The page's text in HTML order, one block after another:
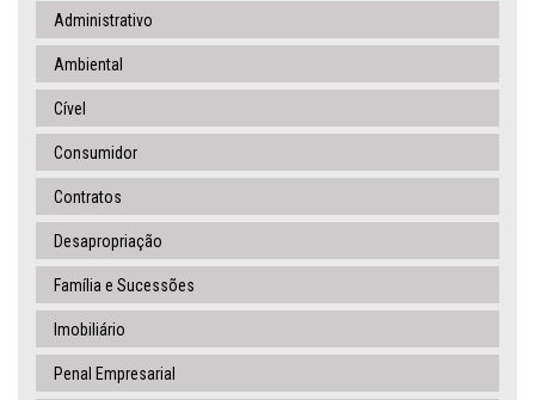
Administrativo
Ambiental
Cível
Consumidor
Contratos
Desapropriação
Família e Sucessões
Imobiliário
Penal Empresarial